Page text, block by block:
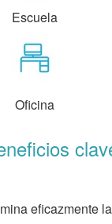
Escuela
Oficina
eficazmente